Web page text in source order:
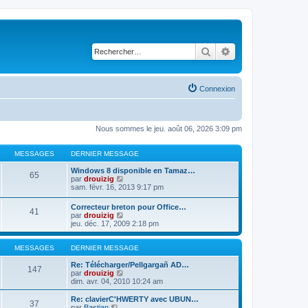
Rechercher
Connexion
Nous sommes le jeu. août 06, 2026 3:09 pm
MESSAGES DERNIER MESSAGE
65
Windows 8 disponible en Tamaz…
par drouizig
o
u
l
t
e
r
l
d
e
r
n
i
sam. févr. 16, 2013 9:17 pm
41
Correcteur breton pour Office…
par drouizig
o
n
s
u
l
t
r
l
e
jeu. déc. 17, 2009 2:18 pm
MESSAGES DERNIER MESSAGE
147
Re: Télécharger/Pellgargañ AD…
par drouizig
o
n
s
dim. avr. 04, 2010 10:24 am
37
Re: clavierC'HWERTY avec UBUN…